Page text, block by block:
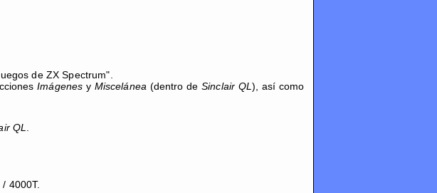
de ZX Spectrum".
Imágenes y Miscelánea (dentro deSinclair QL), así como
QL
4000T.